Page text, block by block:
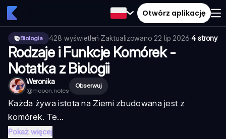
Otwórz aplikację
Biologia 428 wyświetleń·Zaktualizowano 22 lip 2026·4 strony
Rodzaje i Funkcje Komórek -
Notatka z Biologii
Weronika
@mooon.notes
Obserwuj
Każda żywa istota na Ziemi zbudowana jest z
komórek. Te...
Pokaż więcej